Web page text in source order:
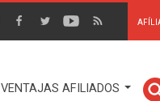
VENTAJAS AFILIADOS